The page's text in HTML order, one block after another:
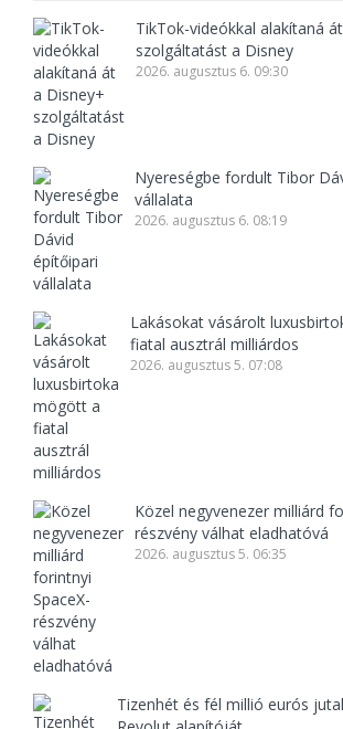
TikTok-videókkal alakítaná
szolgáltatást a Disney
2026. augusztus 6. 09:30
Nyereségbe fordult Tibor
vállalata
2026. augusztus 6. 08:19
Lakásokat vásárolt
fiatal ausztrál milliárdos
2026. augusztus 5. 07:08
Közel negyvenezer milliárd
részvény válhat eladhatóvá
2026. augusztus 5. 06:35
Tizenhét és fél millió eurós